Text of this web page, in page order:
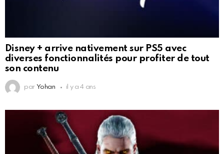
Disney + arrive nativement sur PS5 avec
diverses fonctionnalités pour profiter de tout
son contenu
par Yohan il y a 4 ans